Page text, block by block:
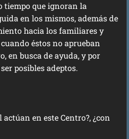
tiempo que ignoran la
en los mismos, además de
hacia los familiares y
éstos no aprueban
en busca de ayuda, y por
posibles adeptos.
en este Centro?, ¿con